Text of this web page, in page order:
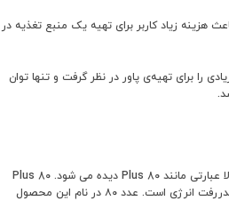
هزینه‌ زیاد کاربر برای تهیه‌ یک منبع تغذیه در
را برای تهیه‌ی پاور در نظر گرفت و تنها توان
با کمی دقت روی جعبه‌ی پاورها معمولا عبارتی مانند 80 Plus دیده می شود. 80 Plus
استانداردی در پاور برای اعلام میزان هدررفت انرژی است. عدد ۸۰ در نام این محصول